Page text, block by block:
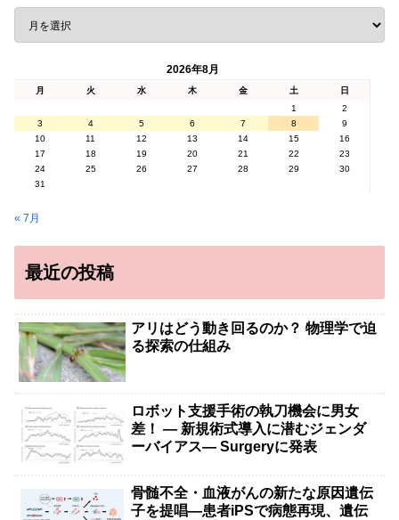
2026年8月
月 火 水 木 金 土
日
1
2
3
4 5 6 7 8
9
10
11 12 13 14 15
16
17
18 19 20 21 22
23
24
25 26 27 28 29
30
31
« 7月
最近の投稿
アリはどう動き回るのか？ 物理学で迫
る探索の仕組み
ロボット支援手術の執刀機会に男女
差！ — 新規術式導入に潜むジェンダ
ーバイアス— Surgeryに発表
骨髄不全・血液がんの新たな原因遺伝
子を提唱―患者iPSで病態再現、遺伝